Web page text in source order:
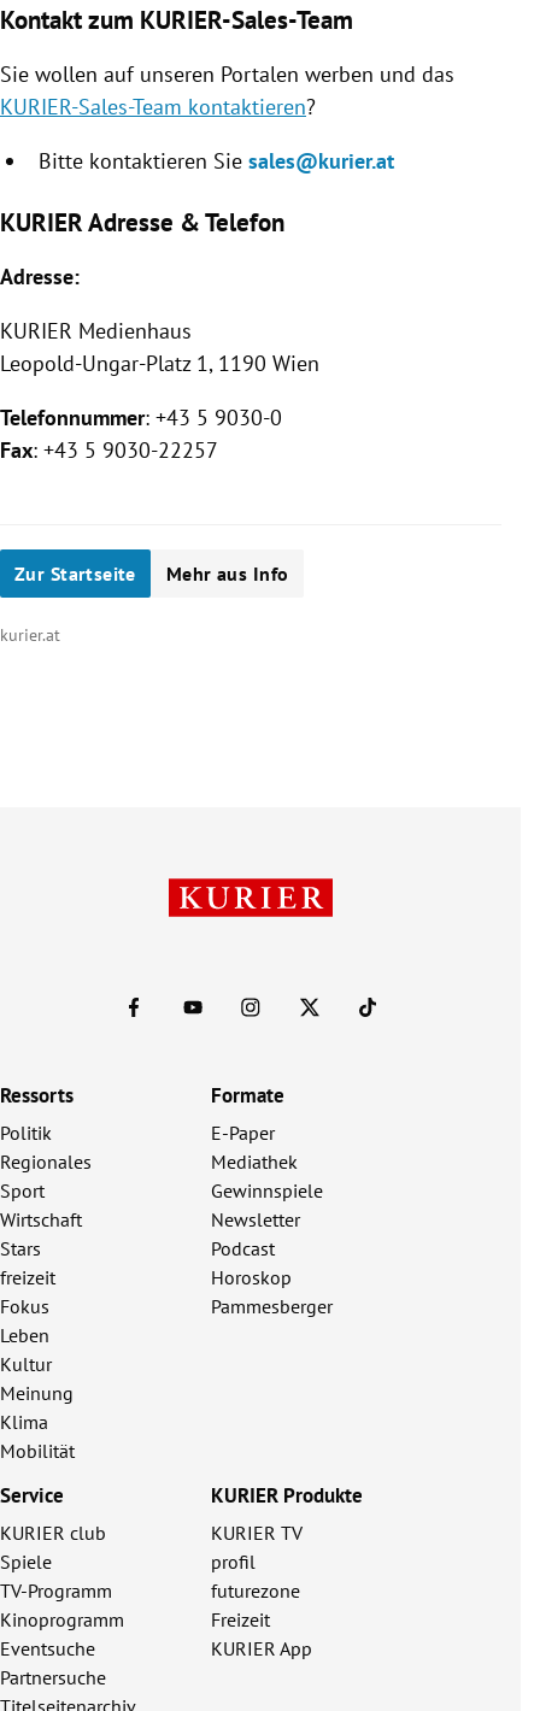
Kontakt zum KURIER-Sales-Team
Sie wollen auf unseren Portalen werben und das
KURIER-Sales-Team kontaktieren?
Bitte kontaktieren Sie sales@kurier.at
KURIER Adresse & Telefon
Adresse:
KURIER Medienhaus
Leopold-Ungar-Platz 1, 1190 Wien
Telefonnummer: +43 5 9030-0
Fax: +43 5 9030-22257
Zur Startseite Mehr aus Info
kurier.at
Ressorts
Politik
Regionales
Sport
Wirtschaft
Stars
freizeit
Fokus
Leben
Kultur
Meinung
Klima
Mobilität
Formate
E-Paper
Mediathek
Gewinnspiele
Newsletter
Podcast
Horoskop
Pammesberger
Service
KURIER club
Spiele
TV-Programm
Kinoprogramm
Eventsuche
Partnersuche
Titelseitenarchiv
KURIER Produkte
KURIER TV
profil
futurezone
Freizeit
KURIER App